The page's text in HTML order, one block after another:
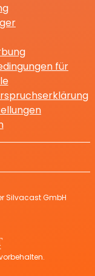
für
Silvacast GmbH